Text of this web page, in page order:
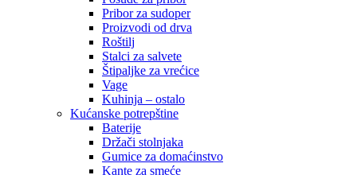
Pribor za sudoper
Proizvodi od drva
Roštilj
Stalci za salvete
Štipaljke za vrećice
Vage
Kuhinja – ostalo
Kućanske potrepštine
Baterije
Držači stolnjaka
Gumice za domaćinstvo
Kante za smeće